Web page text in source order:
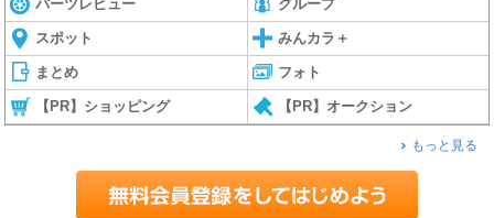
パーツレビュー グループ
スポット みんカラ＋
まとめ フォト
【PR】ショッピング 【PR】オークション
もっと見る